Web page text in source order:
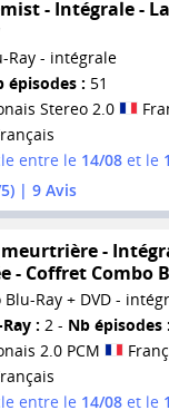
- Intégrale -
- intégrale
épisodes : 51
Stereo 2.0
entre le 14/08et le
5) | 9Avis
-
- Coffret Combo
Ray + DVD -
: 2 - Nb épisodes :
2.0 PCM
entre le 14/08et le